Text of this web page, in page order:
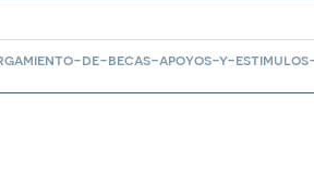
de-becas-apoyos-y-